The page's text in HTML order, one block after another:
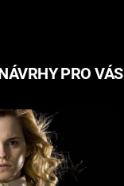
PRO VÁS